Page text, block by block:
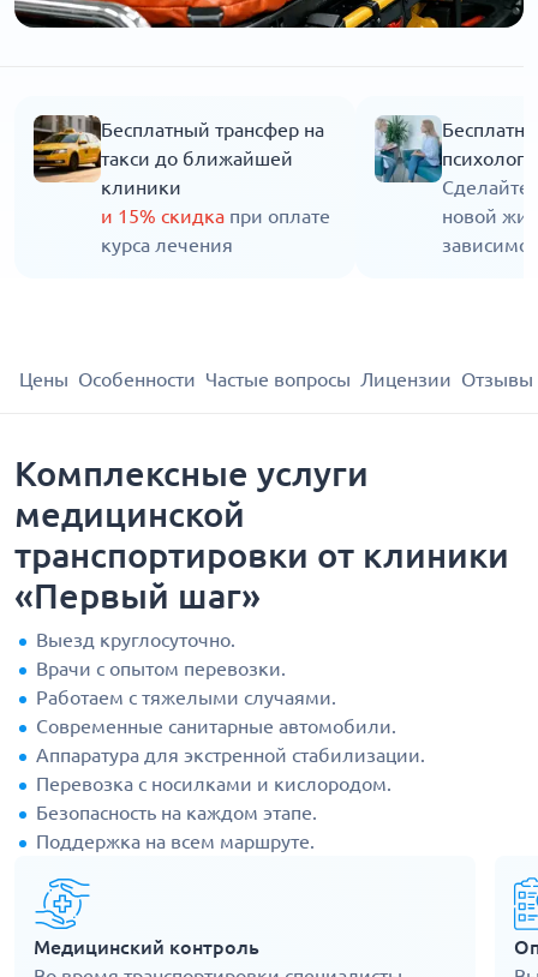
Бесплатный трансфер на
такси до ближайшей
клиники
и 15% скидка при оплате
курса лечения
психолога
Сделайте
новой
Цены Особенности Частые вопросы Лицензии Отзывы
Комплексные услуги
медицинской
транспортировки от клиники
«Первый шаг»
Выезд круглосуточно.
Врачи с опытом перевозки.
Работаем с тяжелыми случаями.
Современные санитарные автомобили.
Аппаратура для экстренной стабилизации.
Перевозка с носилками и кислородом.
Безопасность на каждом этапе.
Поддержка на всем маршруте.
Медицинский контроль